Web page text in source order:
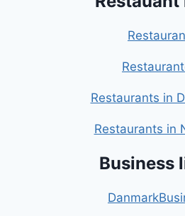
Restaurants in
Restaurants in
Business